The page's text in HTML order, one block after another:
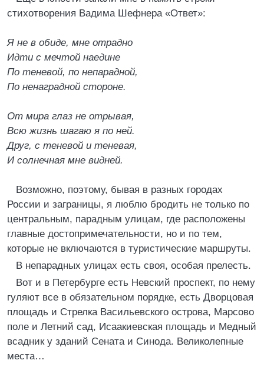
стихотворения Вадима Шефнера «Ответ»:
Я не в обиде, мне отрадно
Идти с мечтой наедине
По теневой, по непарадной,
По ненаградной стороне.
От мира глаз не отрывая,
Всю жизнь шагаю я по ней.
Друг, с теневой и теневая,
И солнечная мне видней.
Возможно, поэтому, бывая в разных городах
России и заграницы, я люблю бродить не только по
центральным, парадным улицам, где расположены
главные достопримечательности, но и по тем,
которые не включаются в туристические маршруты.
В непарадных улицах есть своя, особая прелесть.
Вот и в Петербурге есть Невский проспект, по нему
гуляют все в обязательном порядке, есть Дворцовая
площадь и Стрелка Васильевского острова, Марсово
поле и Летний сад, Исаакиевская площадь и Медный
всадник у зданий Сената и Синода. Великолепные
места…